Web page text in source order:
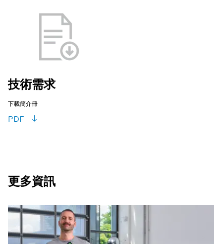
技術需求
下載簡介冊
PDF
更多資訊